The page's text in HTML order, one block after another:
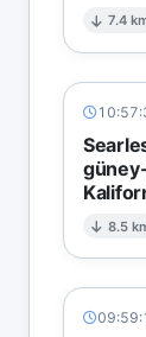
7.4
8.5